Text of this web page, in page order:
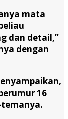
mata
dan detail,”
dengan
16